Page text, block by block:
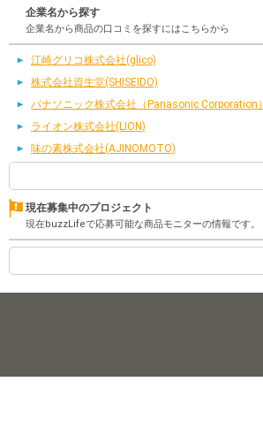
企業名から探す
企業名から商品の口コミを探すにはこちらから
江崎グリコ株式会社(glico)
株式会社資生堂(SHISEIDO)
パナソニック株式会社（Panasonic Corporation）
ライオン株式会社(LION)
味の素株式会社(AJINOMOTO)
現在募集中のプロジェクト
現在buzzLifeで応募可能な商品モニターの情報です。